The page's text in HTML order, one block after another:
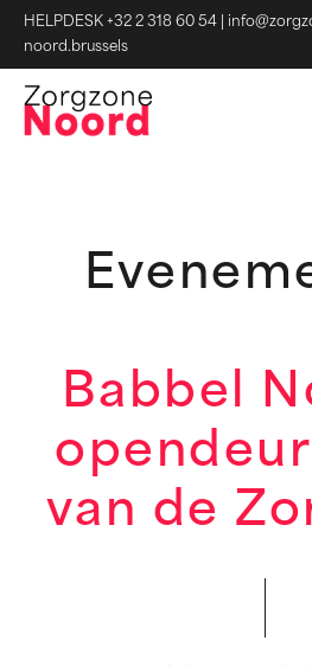
HELPDESK +32 2 318 60 54
noord.brussels
Babbel
van de